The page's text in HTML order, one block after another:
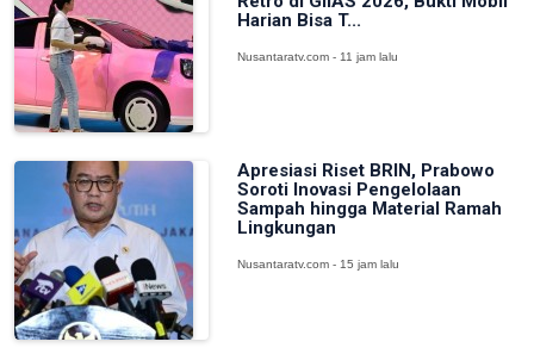
Harian Bisa T...
Nusantaratv.com - 11 jam lalu
Apresiasi Riset BRIN, Prabowo
Soroti Inovasi Pengelolaan
Sampah hingga Material Ramah
Lingkungan
Nusantaratv.com - 15 jam lalu